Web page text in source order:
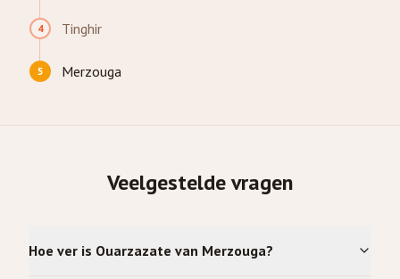
4 Tinghir
5 Merzouga
Veelgestelde vragen
Hoe ver is Ouarzazate van Merzouga?